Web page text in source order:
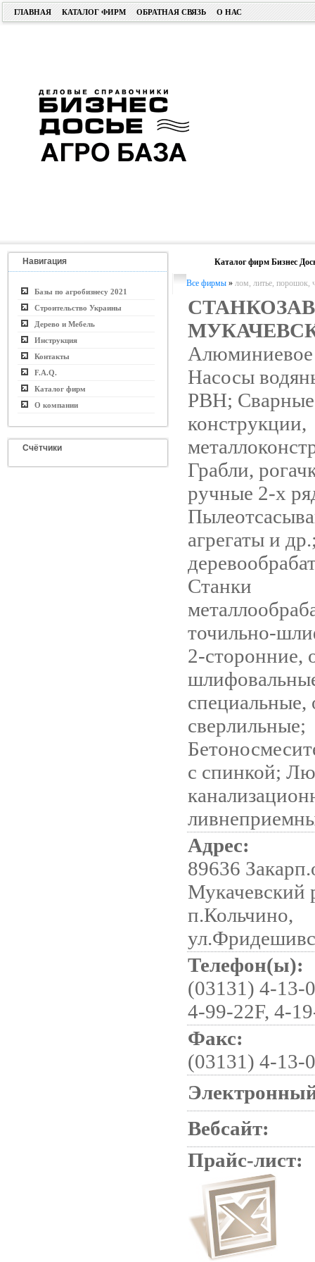
ГЛАВНАЯ КАТАЛОГ ФИРМ ОБРАТНАЯ СВЯЗЬ О НАС
Навигация
Базы по агробизнесу 2021
Строительство Украины
Дерево и Мебель
Инструкция
Контакты
F.A.Q.
Каталог фирм
О компании
Счётчики
Каталог фирм Бизнес
Все фирмы » лом, литье, порошок,
Алюминиевое
Насосы
РВН; Сварные
конструкции,
Грабли,
ручные 2-х
агрегаты и
Станки
точильно-
2-сторонние,
специальные,
сверлильные;
с спинкой;
Адрес:
89636
Мукачевский
п.Кольчино,
Телефон(ы):
(03131) 4-13-
4-99-22F, 4-
Факс:
(03131) 4-13-
Вебсайт:
Прайс-лист: